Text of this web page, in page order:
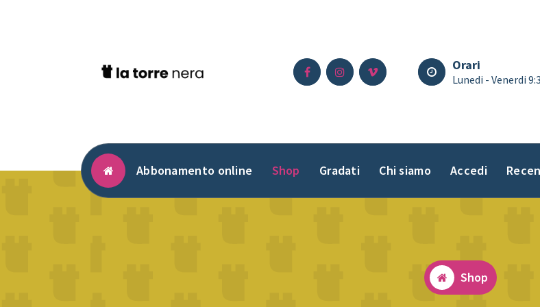
Orari
Lunedi - Venerdi
Abbonamento online Shop Gradati Chi siamo Accedi
Shop